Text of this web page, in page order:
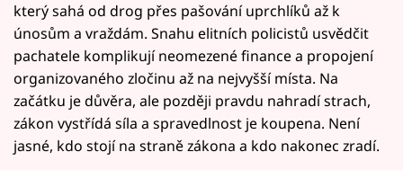
který sahá od drog přes pašování uprchlíků až k
únosům a vraždám. Snahu elitních policistů usvědčit
pachatele komplikují neomezené finance a propojení
organizovaného zločinu až na nejvyšší místa. Na
začátku je důvěra, ale později pravdu nahradí strach,
zákon vystřídá síla a spravedlnost je koupena. Není
jasné, kdo stojí na straně zákona a kdo nakonec zradí.